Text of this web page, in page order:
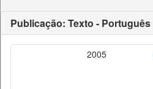
Publicação: Texto - Português
2005